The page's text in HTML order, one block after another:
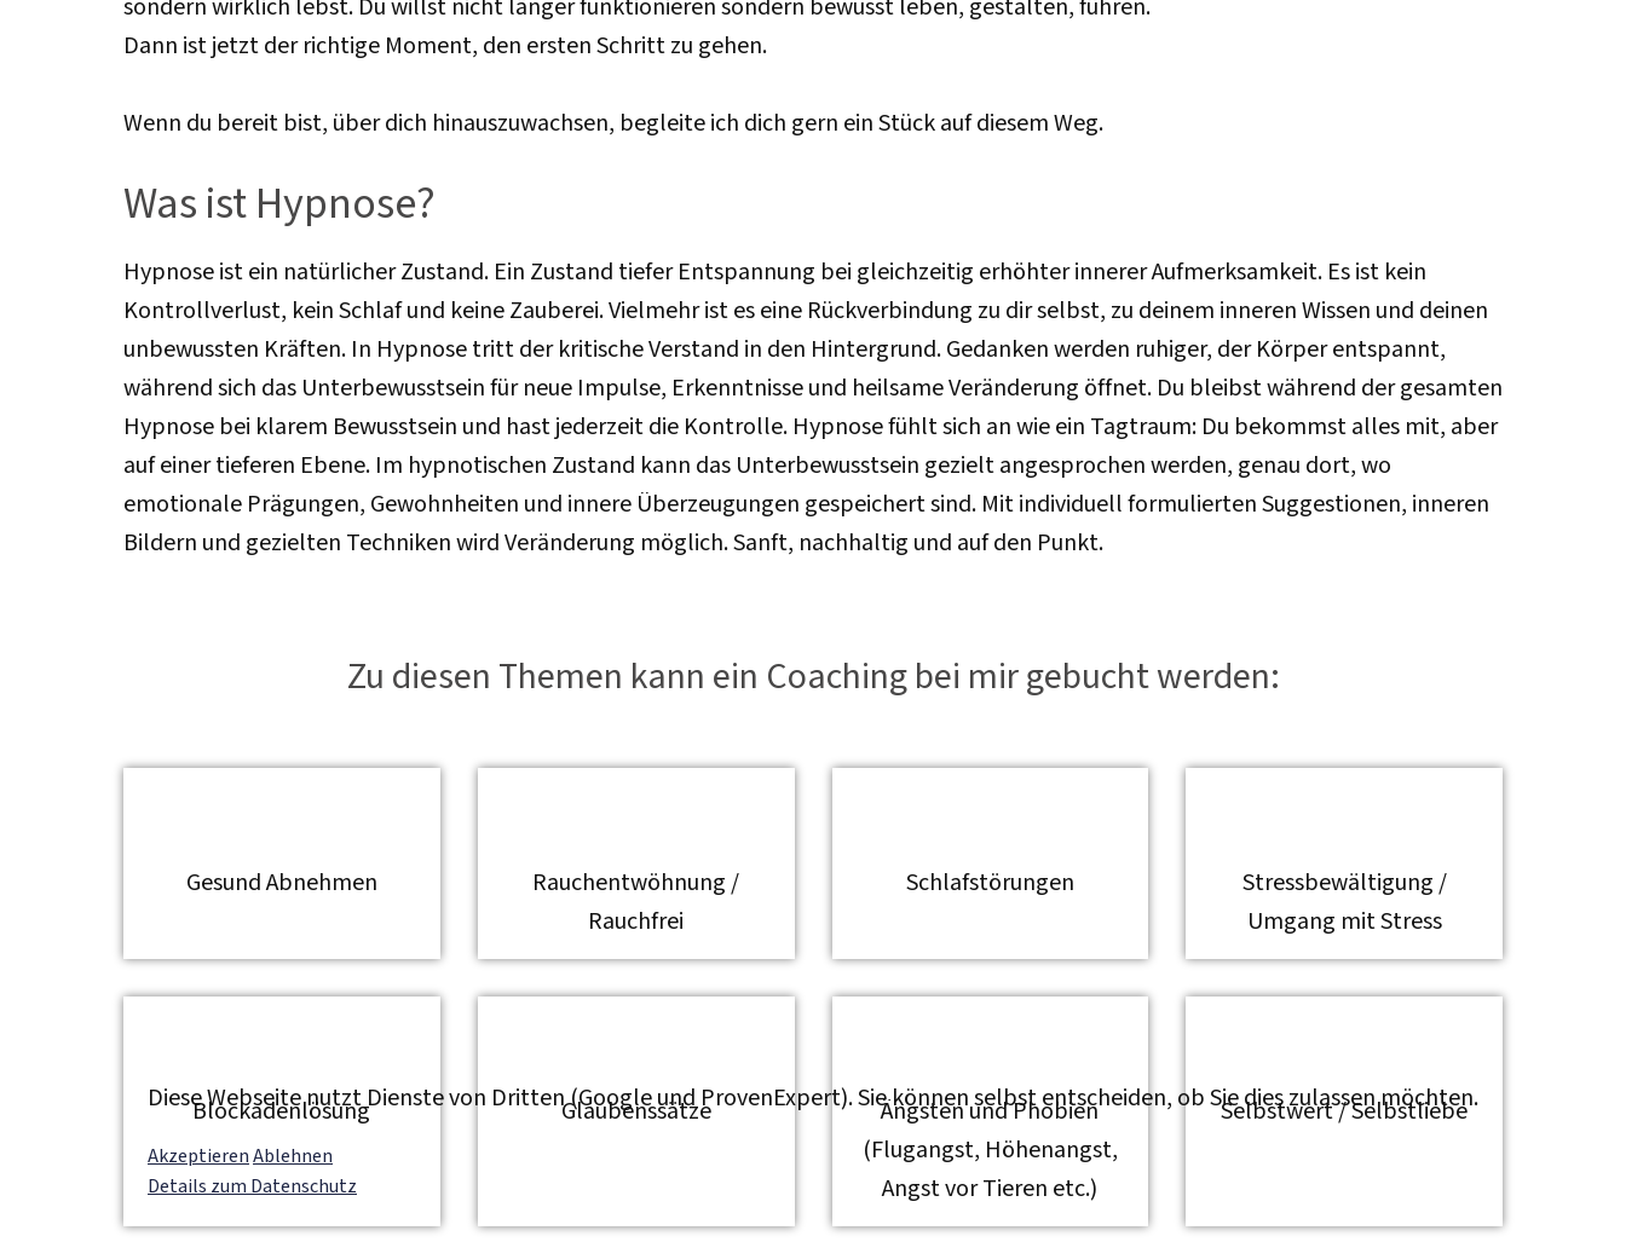
sondern wirklich lebst. Du willst nicht länger funktionieren sondern bewusst leben, gestalten, führen.
Dann ist jetzt der richtige Moment, den ersten Schritt zu gehen.
Wenn du bereit bist, über dich hinauszuwachsen, begleite ich dich gern ein Stück auf diesem Weg.
Was ist Hypnose?
Hypnose ist ein natürlicher Zustand. Ein Zustand tiefer Entspannung bei gleichzeitig erhöhter innerer Aufmerksamkeit. Es ist kein
Kontrollverlust, kein Schlaf und keine Zauberei. Vielmehr ist es eine Rückverbindung zu dir selbst, zu deinem inneren Wissen und deinen
unbewussten Kräften. In Hypnose tritt der kritische Verstand in den Hintergrund. Gedanken werden ruhiger, der Körper entspannt,
während sich das Unterbewusstsein für neue Impulse, Erkenntnisse und heilsame Veränderung öffnet. Du bleibst während der gesamten
Hypnose bei klarem Bewusstsein und hast jederzeit die Kontrolle. Hypnose fühlt sich an wie ein Tagtraum: Du bekommst alles mit, aber
auf einer tieferen Ebene. Im hypnotischen Zustand kann das Unterbewusstsein gezielt angesprochen werden, genau dort, wo
emotionale Prägungen, Gewohnheiten und innere Überzeugungen gespeichert sind. Mit individuell formulierten Suggestionen, inneren
Bildern und gezielten Techniken wird Veränderung möglich. Sanft, nachhaltig und auf den Punkt.
Zu diesen Themen kann ein Coaching bei mir gebucht werden:
Gesund Abnehmen
Rauchentwöhnung /
Rauchfrei
Schlafstörungen
Stressbewältigung /
Umgang mit Stress
Blockadenlösung Glaubenssätze
Ängsten und Phobien
(Flugangst, Höhenangst,
Angst vor Tieren etc.)
Selbstwert / Selbstliebe
Diese Webseite nutzt Dienste von Dritten (Google und ProvenExpert). Sie können selbst entscheiden, ob Sie dies zulassen möchten.
AkzeptierenAblehnen
Details zum Datenschutz